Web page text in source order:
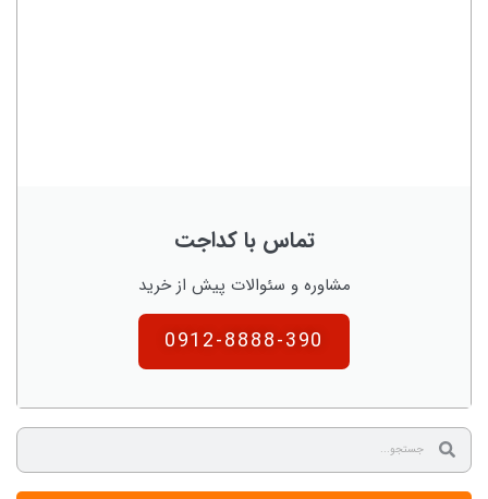
تماس با کداجت
مشاوره و سئوالات پیش از خرید
0912-8888-390